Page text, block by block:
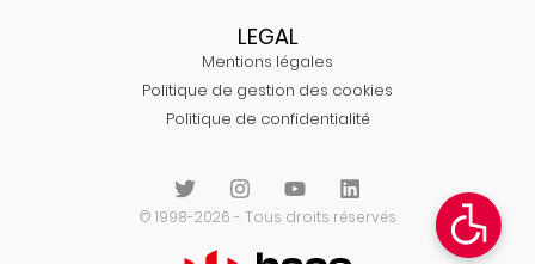
LEGAL
Mentions légales
Politique de gestion des cookies
Politique de confidentialité
© 1998-2026 - Tous droits réservés